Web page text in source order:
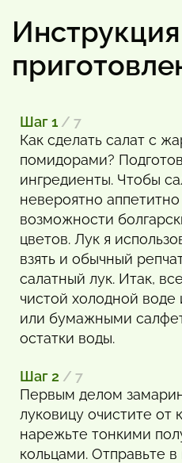
Инструкция
Шаг 1 / 7
Как сделать салат с
помидорами?
ингредиенты. Чтобы
невероятно
возможности
цветов. Лук я
взять и обычный
салатный лук. Итак,
чистой холодной
или бумажными
остатки воды.
Шаг 2 / 7
Первым делом
луковицу очистите
нарежьте тонкими
кольцами. Отправьте